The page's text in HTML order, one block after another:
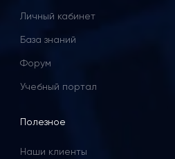
Личный кабинет
База знаний
Форум
Учебный портал
Полезное
Наши клиенты